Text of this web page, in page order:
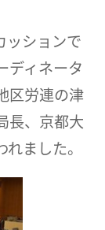
ッションで
ディネータ
区労連の津
長、京都大
ました。